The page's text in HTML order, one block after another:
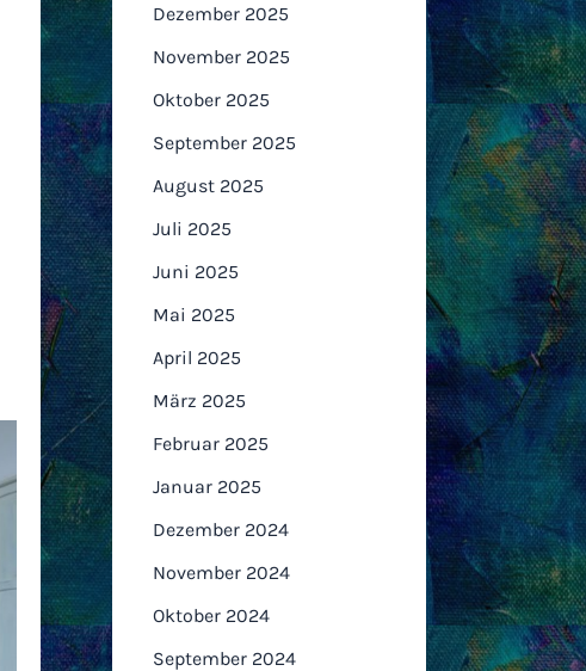
Dezember 2025
November 2025
Oktober 2025
September 2025
August 2025
Juli 2025
Juni 2025
Mai 2025
April 2025
März 2025
Februar 2025
Januar 2025
Dezember 2024
November 2024
Oktober 2024
September 2024